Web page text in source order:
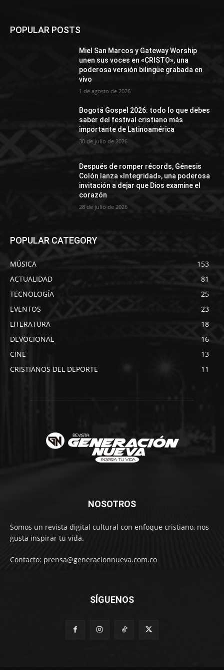
POPULAR POSTS
Miel San Marcos y Gateway Worship
unen sus voces en «CRISTO», una
poderosa versión bilingüe grabada en
vivo
1 de agosto de 2026
Bogotá Gospel 2026: todo lo que debes
saber del festival cristiano más
importante de Latinoamérica
30 de julio de 2026
Después de romper récords, Génesis
Colón lanza «Integridad», una poderosa
invitación a dejar que Dios examine el
corazón
28 de julio de 2026
POPULAR CATEGORY
MÚSICA
153
ACTUALIDAD
81
TECNOLOGÍA
25
EVENTOS
23
LITERATURA
18
DEVOCIONAL
16
CINE
13
CRISTIANOS DEL DEPORTE
11
NOSOTROS
Somos un revista digital cultural con enfoque cristiano, nos
gusta inspirar tu vida.
Contacto: prensa@generacionnueva.com.co
SÍGUENOS